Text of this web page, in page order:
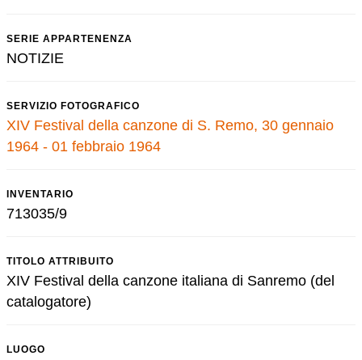
SERIE APPARTENENZA
NOTIZIE
SERVIZIO FOTOGRAFICO
XIV Festival della canzone di S. Remo, 30 gennaio
1964 - 01 febbraio 1964
INVENTARIO
713035/9
TITOLO ATTRIBUITO
XIV Festival della canzone italiana di Sanremo (del
catalogatore)
LUOGO